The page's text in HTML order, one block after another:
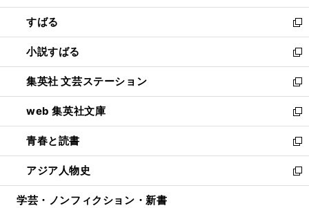
開
く
ウ
で
開
く
ン
ド
ウ
で
開
く
すばる
新
し
い
ウ
ィ
ン
ド
ウ
で
開
く
小説すばる
新
し
い
ウ
ィ
ン
ド
ウ
で
開
集英社 文芸ステーション
新
し
い
ウ
ィ
ン
ド
ウ
web 集英社文庫
新
し
い
ウ
ィ
ン
青春と読書
新
し
い
ウ
アジア人物史
新
し
学芸・ノンフィクション・新書